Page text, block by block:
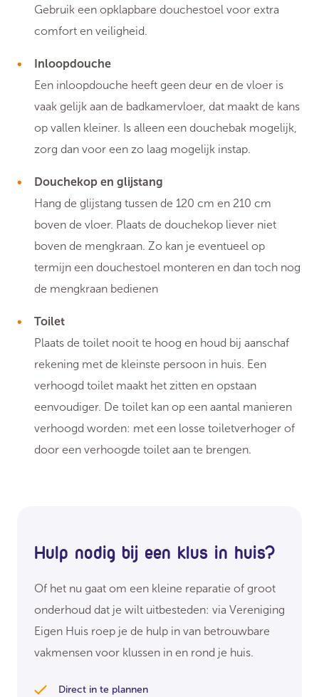
Gebruik een opklapbare douchestoel voor extra
comfort en veiligheid.
Inloopdouche
Een inloopdouche heeft geen deur en de vloer is
vaak gelijk aan de badkamervloer, dat maakt de kans
op vallen kleiner. Is alleen een douchebak mogelijk,
zorg dan voor een zo laag mogelijk instap.
Douchekop en glijstang
Hang de glijstang tussen de 120 cm en 210 cm
boven de vloer. Plaats de douchekop liever niet
boven de mengkraan. Zo kan je eventueel op
termijn een douchestoel monteren en dan toch nog
de mengkraan bedienen
Toilet
Plaats de toilet nooit te hoog en houd bij aanschaf
rekening met de kleinste persoon in huis. Een
verhoogd toilet maakt het zitten en opstaan
eenvoudiger. De toilet kan op een aantal manieren
verhoogd worden: met een losse toiletverhoger of
door een verhoogde toilet aan te brengen.
Hulp nodig bij een klus in huis?
Of het nu gaat om een kleine reparatie of groot
onderhoud dat je wilt uitbesteden: via Vereniging
Eigen Huis roep je de hulp in van betrouwbare
vakmensen voor klussen in en rond je huis.
Direct in te plannen